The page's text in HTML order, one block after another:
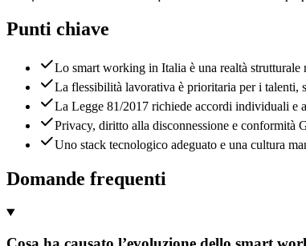
Punti chiave
Lo smart working in Italia è una realtà strutturale
La flessibilità lavorativa è prioritaria per i talenti,
La Legge 81/2017 richiede accordi individuali e
Privacy, diritto alla disconnessione e conformità
Uno stack tecnologico adeguato e una cultura
Domande frequenti